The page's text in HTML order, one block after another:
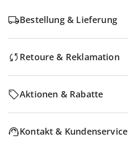
Bestellung & Lieferung
Retoure & Reklamation
Aktionen & Rabatte
Kontakt & Kundenservice